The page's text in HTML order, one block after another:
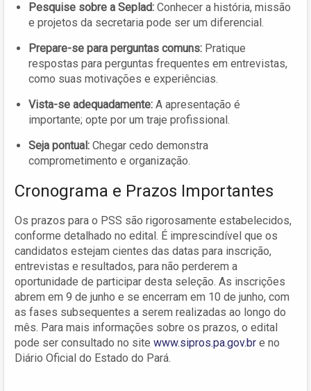
Pesquise sobre a Seplad: Conhecer a história, missão
e projetos da secretaria pode ser um diferencial.
Prepare-se para perguntas comuns: Pratique
respostas para perguntas frequentes em entrevistas,
como suas motivações e experiências.
Vista-se adequadamente: A apresentação é
importante; opte por um traje profissional.
Seja pontual: Chegar cedo demonstra
comprometimento e organização.
Cronograma e Prazos Importantes
Os prazos para o PSS são rigorosamente estabelecidos,
conforme detalhado no edital. É imprescindível que os
candidatos estejam cientes das datas para inscrição,
entrevistas e resultados, para não perderem a
oportunidade de participar desta seleção. As inscrições
abrem em 9 de junho e se encerram em 10 de junho, com
as fases subsequentes a serem realizadas ao longo do
mês. Para mais informações sobre os prazos, o edital
pode ser consultado no site www.sipros.pa.gov.br e no
Diário Oficial do Estado do Pará.